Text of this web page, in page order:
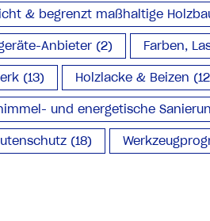
& begrenzt maßhaltige
Anbieter (2) Farben,
(13) Holzlacke & Beizen
und energetische
(18)